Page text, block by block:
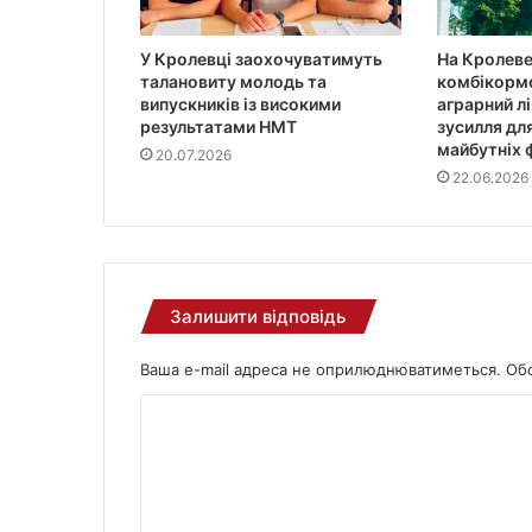
т
и
У Кролевці заохочуватимуть
талановиту молодь та
випускників із високими
результатами НМТ
20.07.2026
На
аграрний
зусилля
майбутніх
22.06.2026
Залишити відповідь
Ваша e-mail адреса не оприлюднюватиметься.